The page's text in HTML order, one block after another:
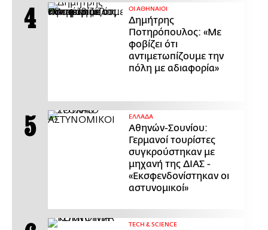
ΟΙ ΑΘΗΝΑΙΟΙ
Δημήτρης
Ποτηρόπουλος: «Με
φοβίζει ότι
αντιμετωπίζουμε την
πόλη με αδιαφορία»
ΕΛΛΑΔΑ
Αθηνών-Σουνίου:
Γερμανοί τουρίστες
συγκρούστηκαν με
μηχανή της ΔΙΑΣ -
«Εκσφενδονίστηκαν οι
αστυνομικοί»
ΤECH & SCIENCE